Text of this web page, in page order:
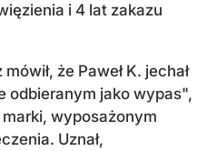
i 4 lat zakazu
że Paweł K. jechał
odbieranym jako wypas",
wyposażonym
Uznał,